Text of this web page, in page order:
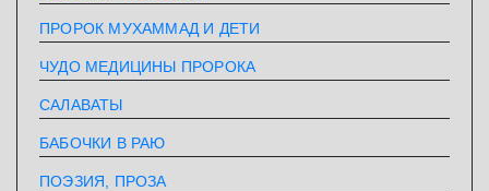
ПРОРОК МУХАММАД И ДЕТИ
ЧУДО МЕДИЦИНЫ ПРОРОКА
САЛАВАТЫ
БАБОЧКИ В РАЮ
ПОЭЗИЯ, ПРОЗА